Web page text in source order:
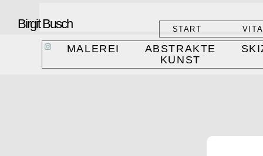
Birgit Busch START VITA
MALEREI
ABSTRAKTE
KUNST